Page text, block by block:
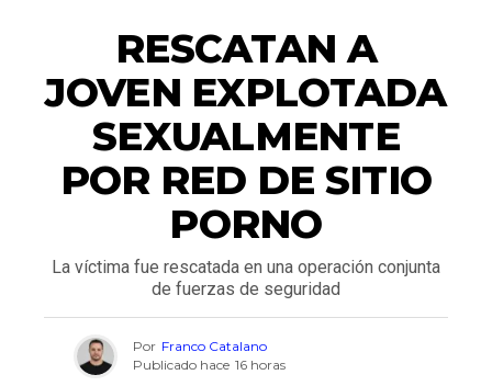
RESCATAN A
JOVEN EXPLOTADA
SEXUALMENTE
POR RED DE SITIO
PORNO
La víctima fue rescatada en una operación conjunta
de fuerzas de seguridad
Por Franco Catalano
Publicado hace 16 horas